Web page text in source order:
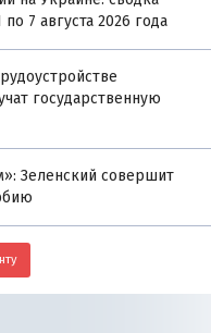
7 августа 2026 года
государственную
Зеленский совершит